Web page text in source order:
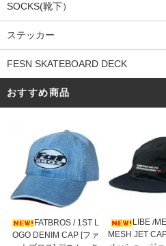
SOCKS(靴下）
ステッカー
FESN SKATEBOARD DECK
おすすめ商品
FATBROS / 1ST L
OGO DENIM CAP [ファ
LIBE /
MESH JET